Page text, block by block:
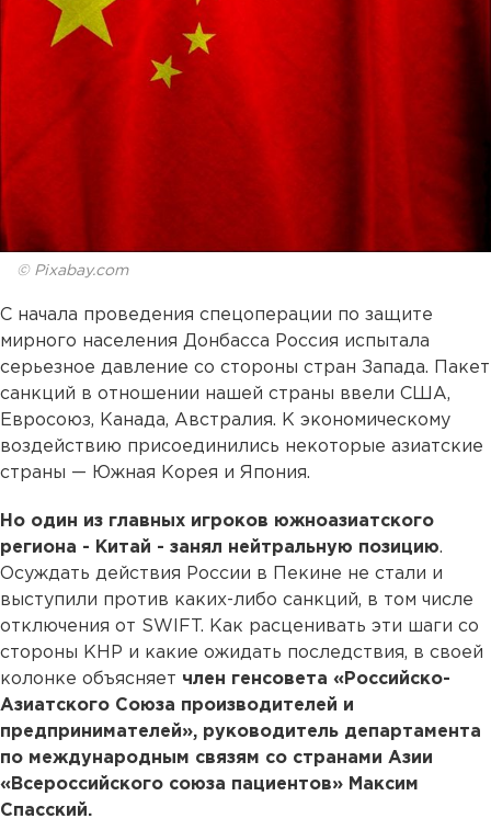
© Pixabay.com
С начала проведения спецоперации по защите
мирного населения Донбасса Россия испытала
серьезное давление со стороны стран Запада. Пакет
санкций в отношении нашей страны ввели США,
Евросоюз, Канада, Австралия. К экономическому
воздействию присоединились некоторые азиатские
страны — Южная Корея и Япония.
Но один из главных игроков южноазиатского
региона - Китай - занял нейтральную позицию.
Осуждать действия России в Пекине не стали и
выступили против каких-либо санкций, в том числе
отключения от SWIFT. Как расценивать эти шаги со
стороны КНР и какие ожидать последствия, в своей
колонке объясняет член генсовета «Российско-
Азиатского Союза производителей и
предпринимателей», руководитель департамента
по международным связям со странами Азии
«Всероссийского союза пациентов» Максим
Спасский.